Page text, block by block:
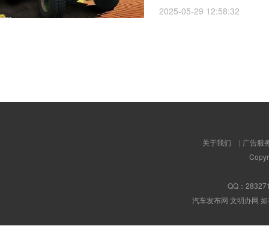
2025-05-29 12:58:32
关于我们 | 广告服
QQ：
汽车发布网 文明办网